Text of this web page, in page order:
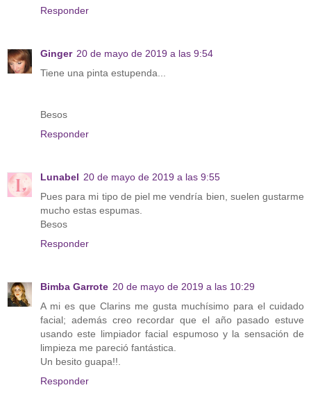
Responder
Ginger 20 de mayo de 2019 a las 9:54
Tiene una pinta estupenda...
Besos
Responder
Lunabel 20 de mayo de 2019 a las 9:55
Pues para mi tipo de piel me vendría bien, suelen gustarme
mucho estas espumas.
Besos
Responder
Bimba Garrote 20 de mayo de 2019 a las 10:29
A mi es que Clarins me gusta muchísimo para el cuidado
facial; además creo recordar que el año pasado estuve
usando este limpiador facial espumoso y la sensación de
limpieza me pareció fantástica.
Un besito guapa!!.
Responder